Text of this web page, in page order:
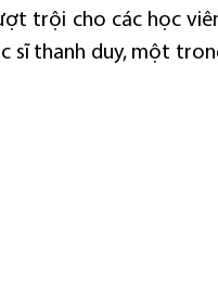
trội cho các học
sĩ thanh duy, một